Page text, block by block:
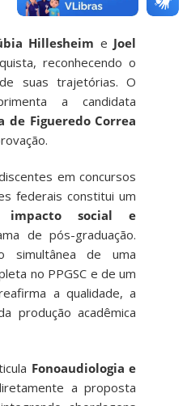
Hillesheim e Joel
reconhecendo o
suas trajetórias. O
a candidata
de Figueredo Correa
em concursos
federais constitui um
impacto social e
de pós-graduação.
simultânea de uma
no PPGSC e de um
a qualidade, a
produção acadêmica
Fonoaudiologia e
a proposta